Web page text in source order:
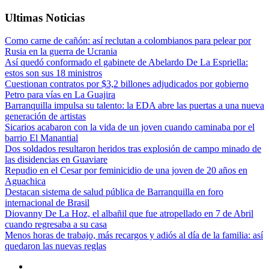
Ultimas Noticias
Como carne de cañón: así reclutan a colombianos para pelear por
Rusia en la guerra de Ucrania
Así quedó conformado el gabinete de Abelardo De La Espriella:
estos son sus 18 ministros
Cuestionan contratos por $3,2 billones adjudicados por gobierno
Petro para vías en La Guajira
Barranquilla impulsa su talento: la EDA abre las puertas a una nueva
generación de artistas
Sicarios acabaron con la vida de un joven cuando caminaba por el
barrio El Manantial
Dos soldados resultaron heridos tras explosión de campo minado de
las disidencias en Guaviare
Repudio en el Cesar por feminicidio de una joven de 20 años en
Aguachica
Destacan sistema de salud pública de Barranquilla en foro
internacional de Brasil
Diovanny De La Hoz, el albañil que fue atropellado en 7 de Abril
cuando regresaba a su casa
Menos horas de trabajo, más recargos y adiós al día de la familia: así
quedaron las nuevas reglas